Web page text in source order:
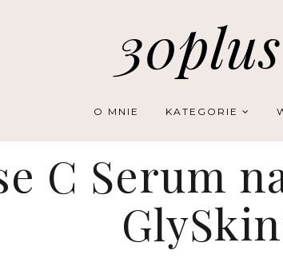
O MNIE KATEGORIE
C Serum